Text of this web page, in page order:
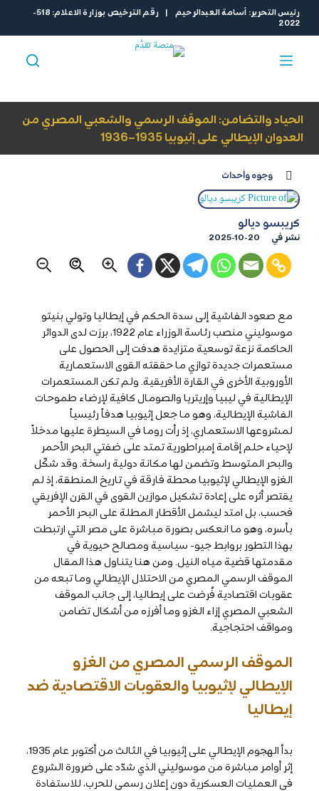
ل
رئيس التحرير: أسامة العبدالرحيم | رقم الترخيص بوزارة الاعلام: 518-
2022
الحياد والتضامن: الموقف الرسمي والشعبي المصري من
العدوان الإيطالي على إثيوبيا 1935–1936
وجوه وأحداث
كريبسو ديالو
نشر في 2025-10-20
مع صعود الفاشية إلى سدة الحكم في إيطاليا وتولي بنيتو
موسوليني منصب رئاسة الوزراء عام 1922، برزت لدى الدوائر
الحاكمة نزعة توسعية متزايدة هدفت إلى الحصول على
مستعمرات جديدة توازي ما حققته القوى الاستعمارية
الأوروبية الأخرى في القارة الأفريقية. ولم تكن المستعمرات
الإيطالية في ليبيا وإريتريا والصومال كافية لإرضاء طموحات
الفاشية الإيطالية، وهو ما جعل إثيوبيا هدفاً رئيسياً
لمشروعها الاستعماري، إذ رأت روما في السيطرة عليها مدخلاً
لإحياء حلم إقامة إمبراطورية تمتد على ضفتي البحر الأحمر
والبحر المتوسط وتضمن لها مكانة دولية راسخة. وقد شكّل
الغزو الإيطالي لإثيوبيا محطة فارقة في تاريخ المنطقة، إذ لم
يقتصر أثره على إعادة تشكيل موازين القوى في القرن الإفريقي
فحسب، بل امتد ليشمل الأقطار المطلة على البحر الأحمر
بأسره، وهو ما انعكس بصورة مباشرة على مصر التي ارتبطت
بهذا التطور بروابط جيو- سياسية ومصالح حيوية في
مقدمتها قضية مياه النيل. ومن هنا يتناول هذا المقال
الموقف الرسمي المصري من الاحتلال الإيطالي وما تبعه من
عقوبات اقتصادية فُرضت على إيطاليا، إلى جانب الموقف
الشعبي المصري إزاء الغزو وما أفرزه من أشكال تضامن
ومواقف احتجاجية.
الموقف الرسمي المصري من الغزو
الإيطالي لإثيوبيا والعقوبات الاقتصادية ضد
إيطاليا
بدأ الهجوم الإيطالي على إثيوبيا في الثالث من أكتوبر عام 1935،
إثر أوامر مباشرة من موسوليني الذي شدّد على ضرورة الشروع
في العمليات العسكرية دون إعلان رسمي للحرب، للاستفادة